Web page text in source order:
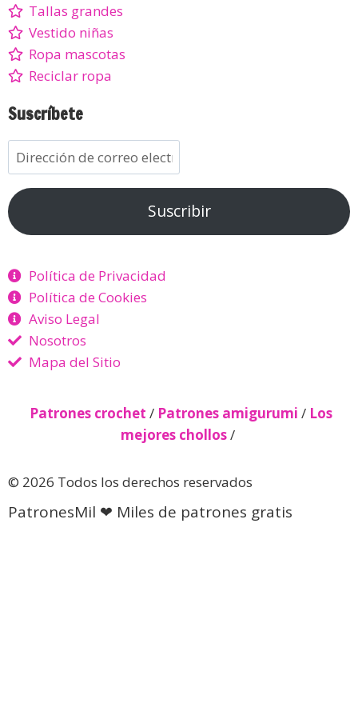
Tallas grandes
Vestido niñas
Ropa mascotas
Reciclar ropa
Suscríbete
Suscribir
Política de Privacidad
Política de Cookies
Aviso Legal
Nosotros
Mapa del Sitio
Patrones crochet / Patrones amigurumi / Los
mejores chollos/
© 2026 Todos los derechos reservados
PatronesMil ❤ Miles de patrones gratis